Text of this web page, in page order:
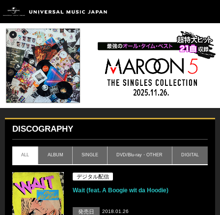
DISCOGRAPHY
ALL ALBUM SINGLE DVD/Blu-ray・OTHER DIGITAL
デジタル配信
Wait (feat. A Boogie wit da Hoodie)
発売日 2018.01.26